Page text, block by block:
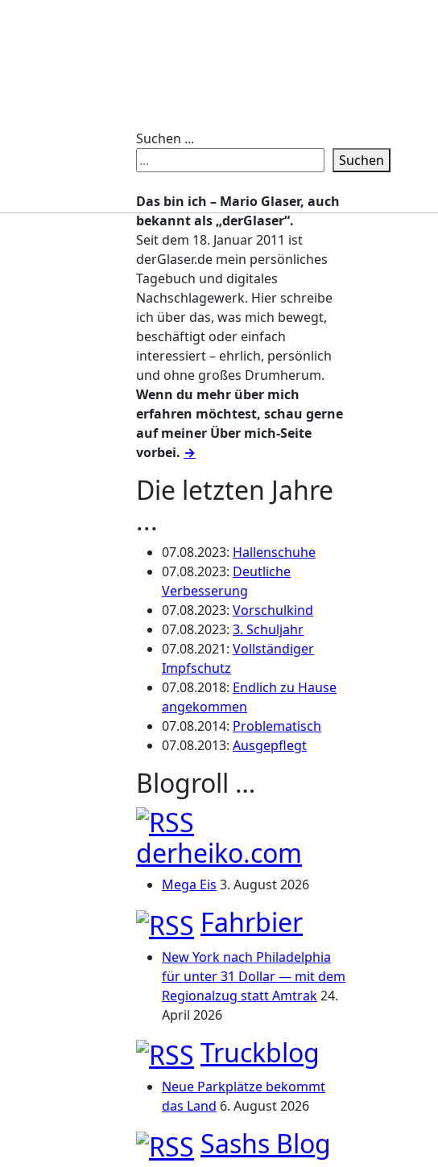
Suchen ...
Suchen
Das bin ich – Mario Glaser, auch
bekannt als „derGlaser“.
Seit dem 18. Januar 2011 ist
derGlaser.de mein persönliches
Tagebuch und digitales
Nachschlagewerk. Hier schreibe
ich über das, was mich bewegt,
beschäftigt oder einfach
interessiert – ehrlich, persönlich
und ohne großes Drumherum.
Wenn du mehr über mich
erfahren möchtest, schau gerne
auf meiner Über mich-Seite
vorbei. →
Die letzten Jahre
...
07.08.2023: Hallenschuhe
07.08.2023: Deutliche
Verbesserung
07.08.2023: Vorschulkind
07.08.2023: 3. Schuljahr
07.08.2021: Vollständiger
Impfschutz
07.08.2018: Endlich zu Hause
angekommen
07.08.2014: Problematisch
07.08.2013: Ausgepflegt
Blogroll …
derheiko.com
Mega Eis 3. August 2026
Fahrbier
New York nach Philadelphia
für unter 31 Dollar — mit dem
Regionalzug statt Amtrak24.
April 2026
Truckblog
Neue Parkplätze bekommt
das Land 6. August 2026
Sashs Blog